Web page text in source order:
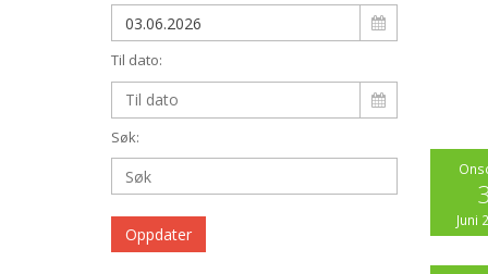
Til dato:
Søk:
Oppdater
3
Juni